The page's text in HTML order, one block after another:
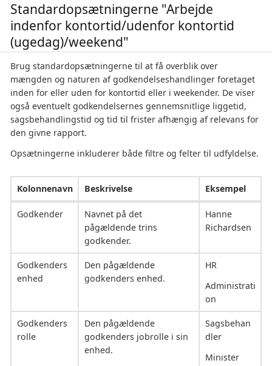
Standardopsætningerne "Arbejde
indenfor kontortid/udenfor kontortid
(ugedag)/weekend"
Brug standardopsætningerne til at få overblik over
mængden og naturen af godkendelseshandlinger foretaget
inden for eller uden for kontortid eller i weekender. De viser
også eventuelt godkendelsernes gennemsnitlige liggetid,
sagsbehandlingstid og tid til frister afhængig af relevans for
den givne rapport.
Opsætningerne inkluderer både filtre og felter til udfyldelse.
Kolonnenavn Beskrivelse Eksempel
Godkender
Navnet på det
pågældende trins
godkender.
Hanne
Richardsen
Godkenders
enhed
Den pågældende
godkenders enhed.
HR
Administrati
on
Godkenders
rolle
Den pågældende
godkenders jobrolle i sin
enhed.
Sagsbehan
dler
Minister